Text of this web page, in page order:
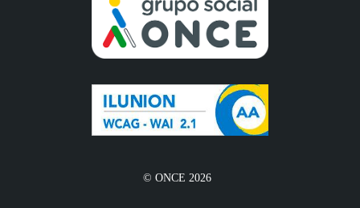
© ONCE 2026